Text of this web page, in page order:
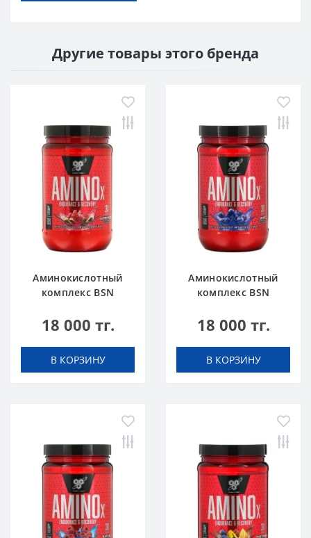
Другие товары этого бренда
Аминокислотный
комплекс BSN
г Арбуз
18 000 тг.
В КОРЗИНУ
Аминокислотный
комплекс BSN
г Виноград
18 000 тг.
В КОРЗИНУ